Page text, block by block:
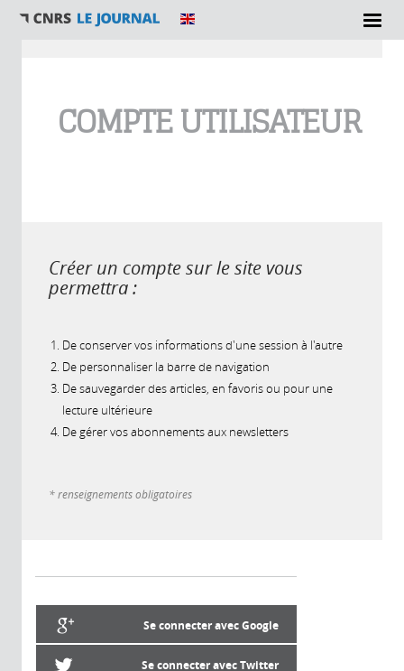
COMPTE UTILISATEUR
Créer un compte sur le site vous
permettra :
De conserver vos informations d'une session à l'autre
De personnaliser la barre de navigation
De sauvegarder des articles, en favoris ou pour une
lecture ultérieure
De gérer vos abonnements aux newsletters
* renseignements obligatoires
Se connecter avec Google
Se connecter avec Twitter